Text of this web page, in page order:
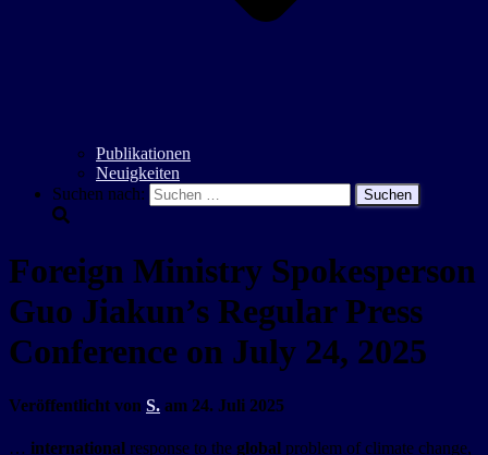
Publikationen
Neuigkeiten
Suchen nach:
Foreign Ministry Spokesperson
Guo Jiakun’s Regular Press
Conference on July 24, 2025
Veröffentlicht von S. am 24. Juli 2025
… international response to the global problem of climate change,